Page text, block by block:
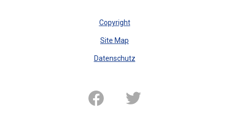
Copyright
Site Map
Datenschutz